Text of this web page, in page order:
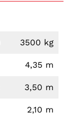
3500 kg
4,35 m
3,50 m
2,10 m